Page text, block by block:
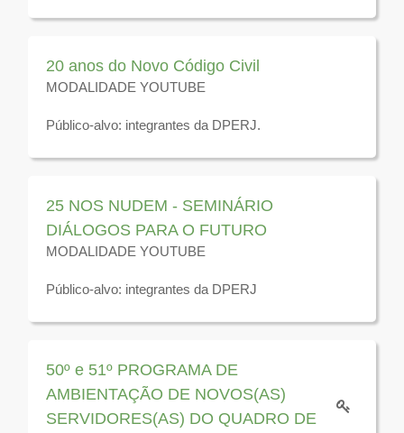
Disponível para visualização até 31 de dezembro de
20 anos do Novo Código Civil
MODALIDADE YOUTUBE
Público-alvo: integrantes da DPERJ.
Disponível para visualização até 31 de dezembro de
25 NOS NUDEM - SEMINÁRIO
DIÁLOGOS PARA O FUTURO
MODALIDADE YOUTUBE
Público-alvo: integrantes da DPERJ
Disponível para visualização até 31 de dezembro de
50º e 51º PROGRAMA DE
AMBIENTAÇÃO DE NOVOS(AS)
SERVIDORES(AS) DO QUADRO DE